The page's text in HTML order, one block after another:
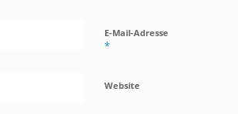
E-Mail-Adresse
*
Website